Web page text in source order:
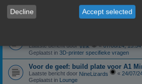
ROG STRIX Scope DELUXE RGB
Laatste bericht door Ch3vr0n « 12/08/24,
Geplaatst in
Te koop: Vraag en Aanbod
Laatste bericht doorVink «07/08/24, 15:54
Geplaatst in 3D-printer specifieke vragen
Voor de geef: build plate voor A1
Laatste bericht door NineLizards « 24/07/
Geplaatst in Lounge
Decline Accept selected